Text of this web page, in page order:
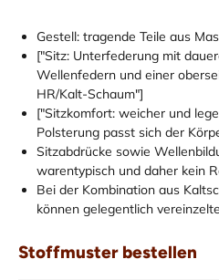
Gestell: tragende Teile aus
["Sitz: Unterfederung mit
Wellenfedern und einer
HR/Kalt-Schaum"]
["Sitzkomfort: weicher und
Polsterung passt sich der
Sitzabdrücke sowie
warentypisch und daher kein
Bei der Kombination aus
können gelegentlich
Stoffmuster bestellen